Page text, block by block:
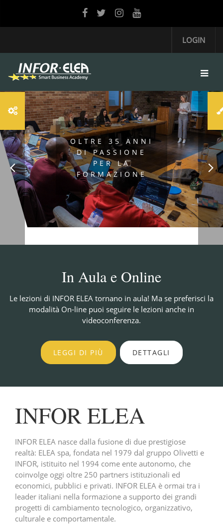
LOGIN
OLTRE 35 ANNI
DI PASSIONE
PER LA
FORMAZIONE
In Aula e Online
Le lezioni di INFOR ELEA tornano in aula! Ma se preferisci la
modalità On-line puoi seguire le lezioni anche in
videoconferenza.
LEGGI DI PIÙ DETTAGLI
INFOR ELEA
INFOR ELEA nasce dalla fusione di due prestigiose
realtà: ELEA spa, fondata nel 1979 dal gruppo Olivetti e
INFOR, istituito nel 1994 come ente autonomo, che
coinvolge oggi oltre 250 partners istituzionali ed
economici, pubblici e privati. INFOR ELEA è ormai tra i
leader italiani nella formazione a supporto dei grandi
progetti di cambiamento tecnologico, organizzativo,
culturale e comportamentale.